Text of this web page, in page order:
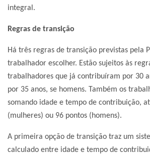
integral.
Regras de transição
Há três regras de transição previstas pela
trabalhador escolher. Estão sujeitos às
trabalhadores que já contribuíram por 30
por 35 anos, se homens. Também os
somando idade e tempo de contribuição,
(mulheres) ou 96 pontos (homens).
A primeira opção de transição traz um
calculado entre idade e tempo de